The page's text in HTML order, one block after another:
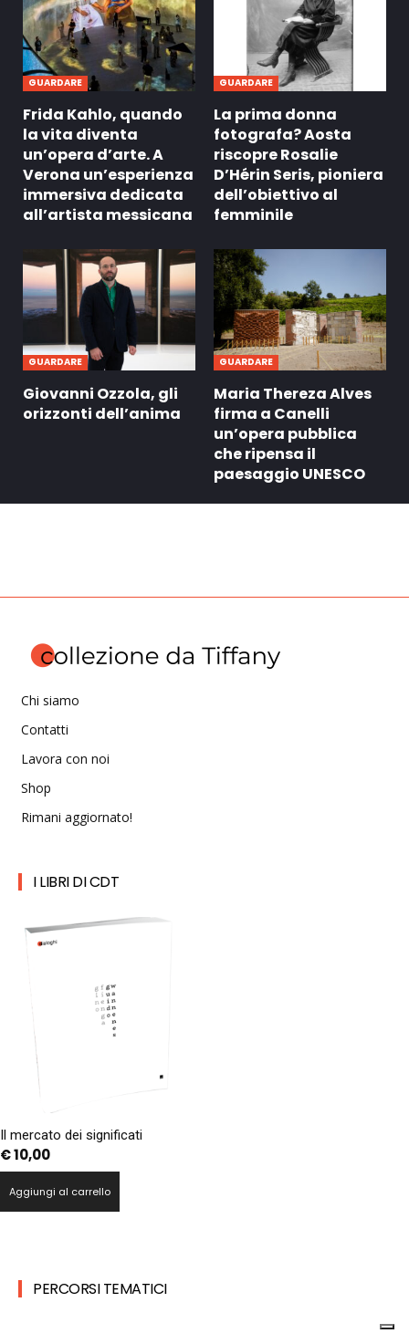
GUARDARE
Frida Kahlo, quando
la vita diventa
un’opera d’arte. A
Verona un’esperienza
immersiva dedicata
all’artista messicana
GUARDARE
La prima donna
fotografa? Aosta
riscopre Rosalie
D’Hérin Seris, pioniera
dell’obiettivo al
femminile
GUARDARE
Giovanni Ozzola, gli
orizzonti dell’anima
GUARDARE
Maria Thereza Alves
firma a Canelli
un’opera pubblica
che ripensa il
paesaggio UNESCO
Chi siamo
Contatti
Lavora con noi
Shop
Rimani aggiornato!
I LIBRI DI CDT
Il mercato dei significati
€10,00
Aggiungi al carrello
PERCORSI TEMATICI